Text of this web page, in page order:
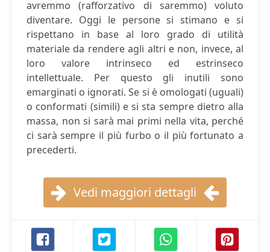
avremmo (rafforzativo di saremmo) voluto
diventare. Oggi le persone si stimano e si
rispettano in base al loro grado di utilità
materiale da rendere agli altri e non, invece, al
loro valore intrinseco ed estrinseco
intellettuale. Per questo gli inutili sono
emarginati o ignorati. Se si è omologati (uguali)
o conformati (simili) e si sta sempre dietro alla
massa, non si sarà mai primi nella vita, perché
ci sarà sempre il più furbo o il più fortunato a
precederti.
Vedi maggiori dettagli